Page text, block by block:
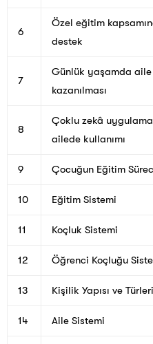
6
Özel eğitim
destek
7
Günlük yaşamda aile
kazanılması
8
Çoklu zekâ
ailede kullanımı
9 Çocuğun Eğitim
10 Eğitim Sistemi
11 Koçluk Sistemi
12 Öğrenci Koçluğu
13 Kişilik Yapısı ve Türleri
14 Aile Sistemi